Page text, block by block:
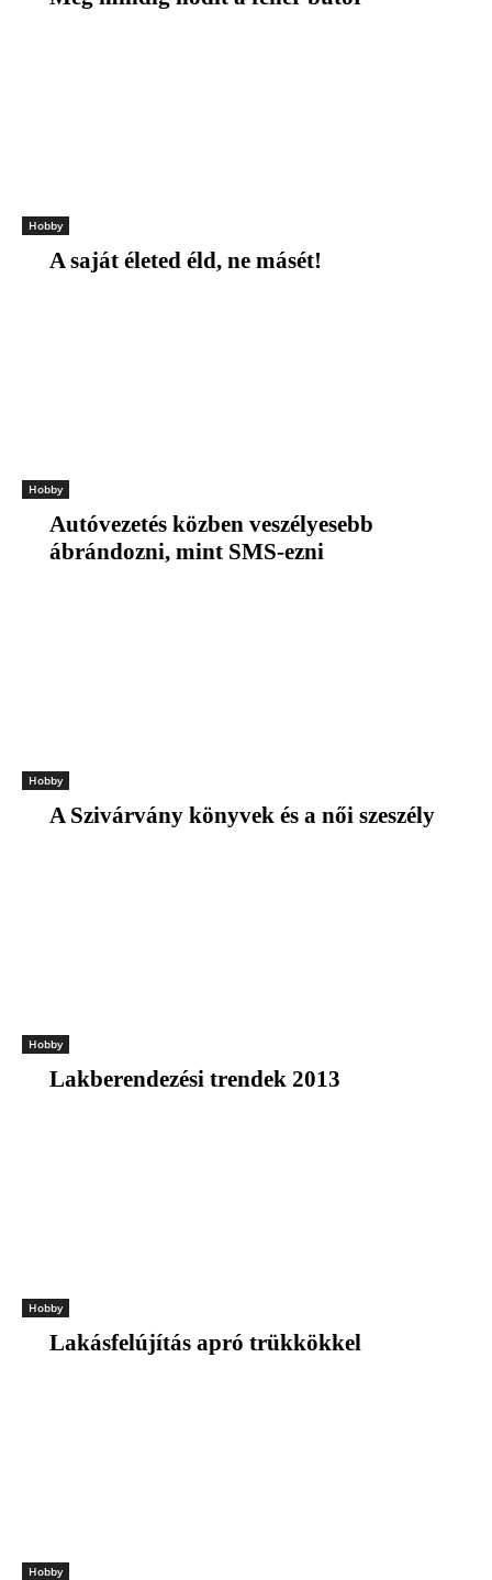
Hobby
A saját életed éld, ne másét!
Hobby
Autóvezetés közben veszélyesebb
ábrándozni, mint SMS-ezni
Hobby
A Szivárvány könyvek és a női szeszély
Hobby
Lakberendezési trendek 2013
Hobby
Lakásfelújítás apró trükkökkel
Hobby